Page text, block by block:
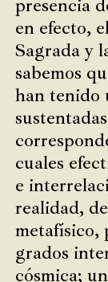
presencia
en efecto,
Sagrada y
sabemos
han tenido
cuales
e
realidad,
metafísico,
grados
cósmica;